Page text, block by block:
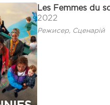
Les Femmes du
2022
Режисер, Сценарій